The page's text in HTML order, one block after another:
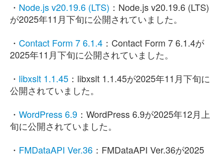
・ Node.js v20.19.6 (LTS) ：Node.js v20.19.6 (LTS)
が2025年11月下旬に公開されていました。
・ Contact Form 7 6.1.4 ：Contact Form 7 6.1.4が
2025年11月下旬に公開されていました。
・ libxslt 1.1.45 ：libxslt 1.1.45が2025年11月下旬に
公開されていました。
・ WordPress 6.9 ：WordPress 6.9が2025年12月上
旬に公開されていました。
・ FMDataAPI Ver.36 ：FMDataAPI Ver.36が2025